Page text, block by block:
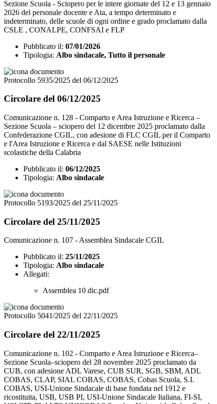
Sezione Scuola - Sciopero per le intere giornate del 12 e 13 gennaio
2026 del personale docente e Ata, a tempo determinato e
indeterminato, delle scuole di ogni ordine e grado proclamato dalla
CSLE , CONALPE, CONFSAI e FLP
Pubblicato il: 07/01/2026
Tipologia: Albo sindacale, Tutto il personale
Protocollo 5935/2025 del 06/12/2025
Circolare del 06/12/2025
Comunicazione n. 128 - Comparto e Area Istruzione e Ricerca –
Sezione Scuola – sciopero del 12 dicembre 2025 proclamato dalla
Confederazione CGIL, con adesione di FLC CGIL per il Comparto
e l'Area Istruzione e Ricerca e dal SAESE nelle Istituzioni
scolastiche della Calabria
Pubblicato il: 06/12/2025
Tipologia: Albo sindacale
Protocollo 5193/2025 del 25/11/2025
Circolare del 25/11/2025
Comunicazione n. 107 - Assemblea Sindacale CGIL
Pubblicato il: 25/11/2025
Tipologia: Albo sindacale
Allegati:
Assemblea 10 dic.pdf
Protocollo 5041/2025 del 22/11/2025
Circolare del 22/11/2025
Comunicazione n. 102 - Comparto e Area Istruzione e Ricerca–
Sezione Scuola–sciopero del 28 novembre 2025 proclamato da
CUB, con adesione ADL Varese, CUB SUR, SGB, SBM, ADL
COBAS, CLAP, SIAL COBAS, COBAS, Cobas Scuola, S.I.
COBAS, USI-Unione Sindacale di base fondata nel 1912 e
ricostituita, USB, USB PI, USI-Unione Sindacale Italiana, FI-SI,